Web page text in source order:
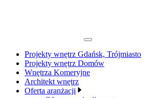
Projekty wnętrz Gdańsk, Trójmiasto
Projekty wnętrz Domów
Wnętrza Komeryjne
Architekt wnętrz
Oferta aranżacji